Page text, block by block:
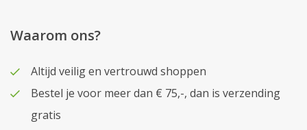
Waarom ons?
Altijd veilig en vertrouwd shoppen
Bestel je voor meer dan € 75,-, dan is verzending
gratis